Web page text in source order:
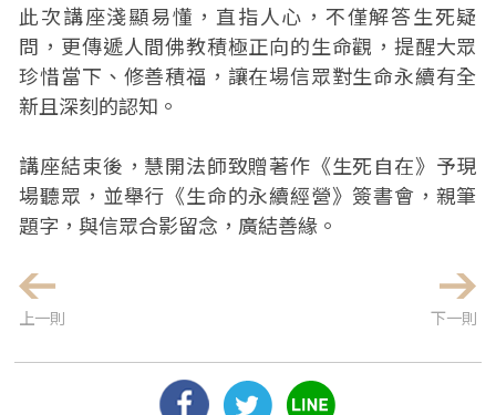
此次講座淺顯易懂，直指人心，不僅解答生死疑
問，更傳遞人間佛教積極正向的生命觀，提醒大眾
珍惜當下、修善積福，讓在場信眾對生命永續有全
新且深刻的認知。
講座結束後，慧開法師致贈著作《生死自在》予現
場聽眾，並舉行《生命的永續經營》簽書會，親筆
題字，與信眾合影留念，廣結善緣。
上一則 下一則